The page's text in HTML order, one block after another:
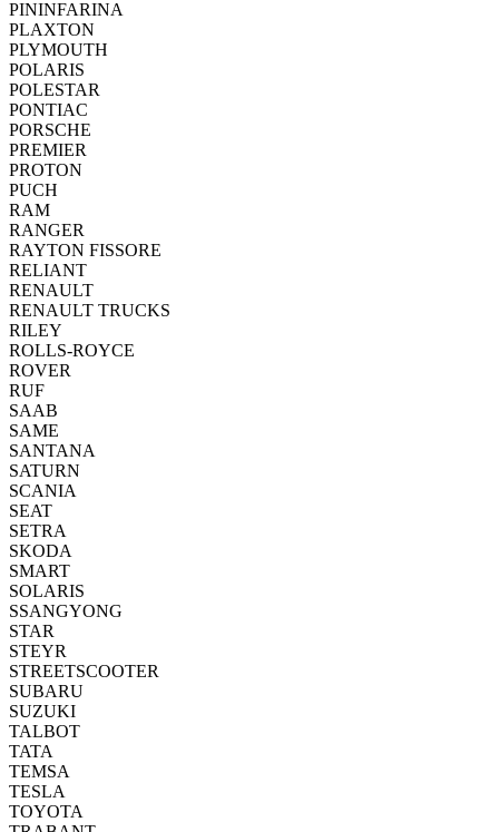
PININFARINA
PLAXTON
PLYMOUTH
POLARIS
POLESTAR
PONTIAC
PORSCHE
PREMIER
PROTON
PUCH
RAM
RANGER
RAYTON FISSORE
RELIANT
RENAULT
RENAULT TRUCKS
RILEY
ROLLS-ROYCE
ROVER
RUF
SAAB
SAME
SANTANA
SATURN
SCANIA
SEAT
SETRA
SKODA
SMART
SOLARIS
SSANGYONG
STAR
STEYR
STREETSCOOTER
SUBARU
SUZUKI
TALBOT
TATA
TEMSA
TESLA
TOYOTA